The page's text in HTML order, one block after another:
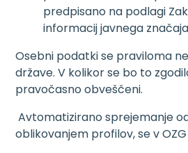
predpisano na podlagi
informacij javnega
Osebni podatki se praviloma
države. V kolikor se bo to
pravočasno obveščeni.
Avtomatizirano sprejemanje
oblikovanjem profilov, se v OZG